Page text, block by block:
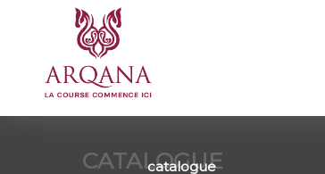
CATALOGUE
catalogue